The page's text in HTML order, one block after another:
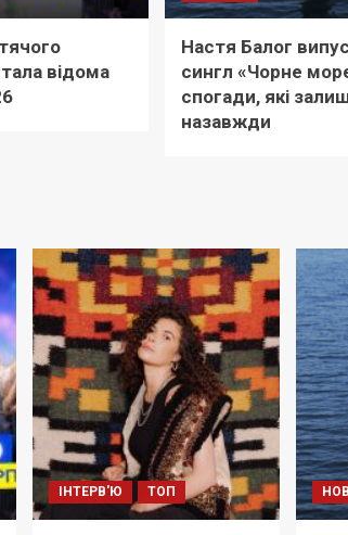
відома
Настя Балог
сингл «Чорне
спогади, які
назавжди
ІНТЕРВ'Ю ТОП